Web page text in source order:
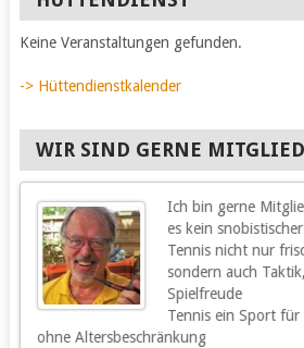
Keine Veranstaltungen gefunden.
-> Hüttendienstkalender
WIR SIND GERNE
Ich bin gerne
es kein
Tennis nicht nur
sondern auch
Spielfreude
Tennis ein Sport für
ohne Altersbeschränkung